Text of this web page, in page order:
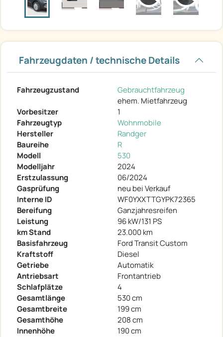
Fahrzeugdaten / technische Details
Fahrzeugzustand
Gebrauchtfahrzeug
ehem. Mietfahrzeug
Vorbesitzer
1
Fahrzeugtyp
Wohnmobile
Hersteller
Randger
Baureihe
R
Modell
530
Modelljahr
2024
Erstzulassung
06/2024
Gasprüfung
neu bei Verkauf
Interne ID
WF0YXXTTGYPK72365
Bereifung
Ganzjahresreifen
Leistung
96 kW/131 PS
km Stand
23.000 km
Basisfahrzeug
Ford Transit Custom
Kraftstoff
Diesel
Getriebe
Automatik
Antriebsart
Frontantrieb
Schlafplätze
4
Gesamtlänge
530 cm
Gesamtbreite
199 cm
Gesamthöhe
208 cm
Innenhöhe
190 cm